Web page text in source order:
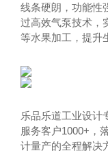
线条硬朗，功能性
过高效气泵技术，
等水果加工，提升
乐品乐道工业设计
服务客户1000+，
计量产的全程解决